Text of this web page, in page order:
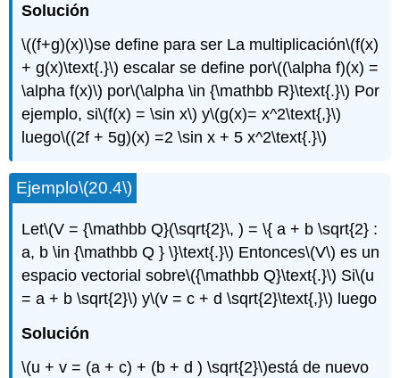
Solución
\((f+g)(x)\)se define para ser La multiplicación\(f(x)
+ g(x)\text{.}\) escalar se define por\((\alpha f)(x) =
\alpha f(x)\) por\(\alpha \in {\mathbb R}\text{.}\) Por
ejemplo, si\(f(x) = \sin x\) y\(g(x)= x^2\text{,}\)
luego\((2f + 5g)(x) =2 \sin x + 5 x^2\text{.}\)
Ejemplo\(20.4\)
Let\(V = {\mathbb Q}(\sqrt{2}\, ) = \{ a + b \sqrt{2} :
a, b \in {\mathbb Q } \}\text{.}\) Entonces\(V\) es un
espacio vectorial sobre\({\mathbb Q}\text{.}\) Si\(u
= a + b \sqrt{2}\) y\(v = c + d \sqrt{2}\text{,}\) luego
Solución
\(u + v = (a + c) + (b + d ) \sqrt{2}\)está de nuevo